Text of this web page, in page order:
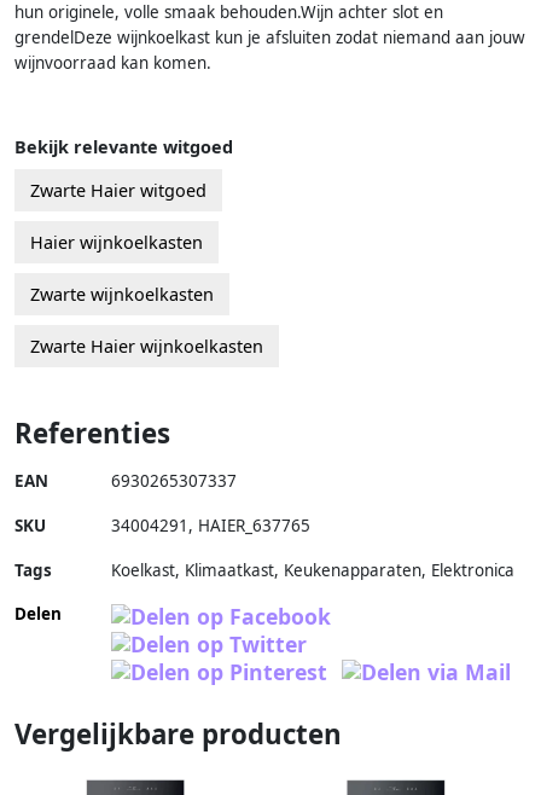
hun originele, volle smaak behouden.Wijn achter slot en
grendelDeze wijnkoelkast kun je afsluiten zodat niemand aan jouw
wijnvoorraad kan komen.
Bekijk relevante witgoed
Zwarte Haier witgoed
Haier wijnkoelkasten
Zwarte wijnkoelkasten
Zwarte Haier wijnkoelkasten
Referenties
EAN 6930265307337
SKU 34004291 , HAIER_637765
Tags
Koelkast, Klimaatkast, Keukenapparaten, Elektronica
Delen
Vergelijkbare producten